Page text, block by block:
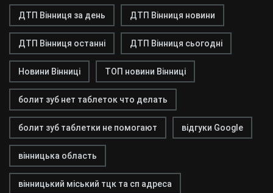
ДТП Вінниця за день ДТП Вінниця новини
ДТП Вінниця останні ДТП Вінниця сьогодні
Новини Вінниці ТОП новини Вінниці
болит зуб нет таблеток что делать
болит зуб таблетки не помогают відгуки Google
вінницька область
вінницький міський тцк та сп адреса